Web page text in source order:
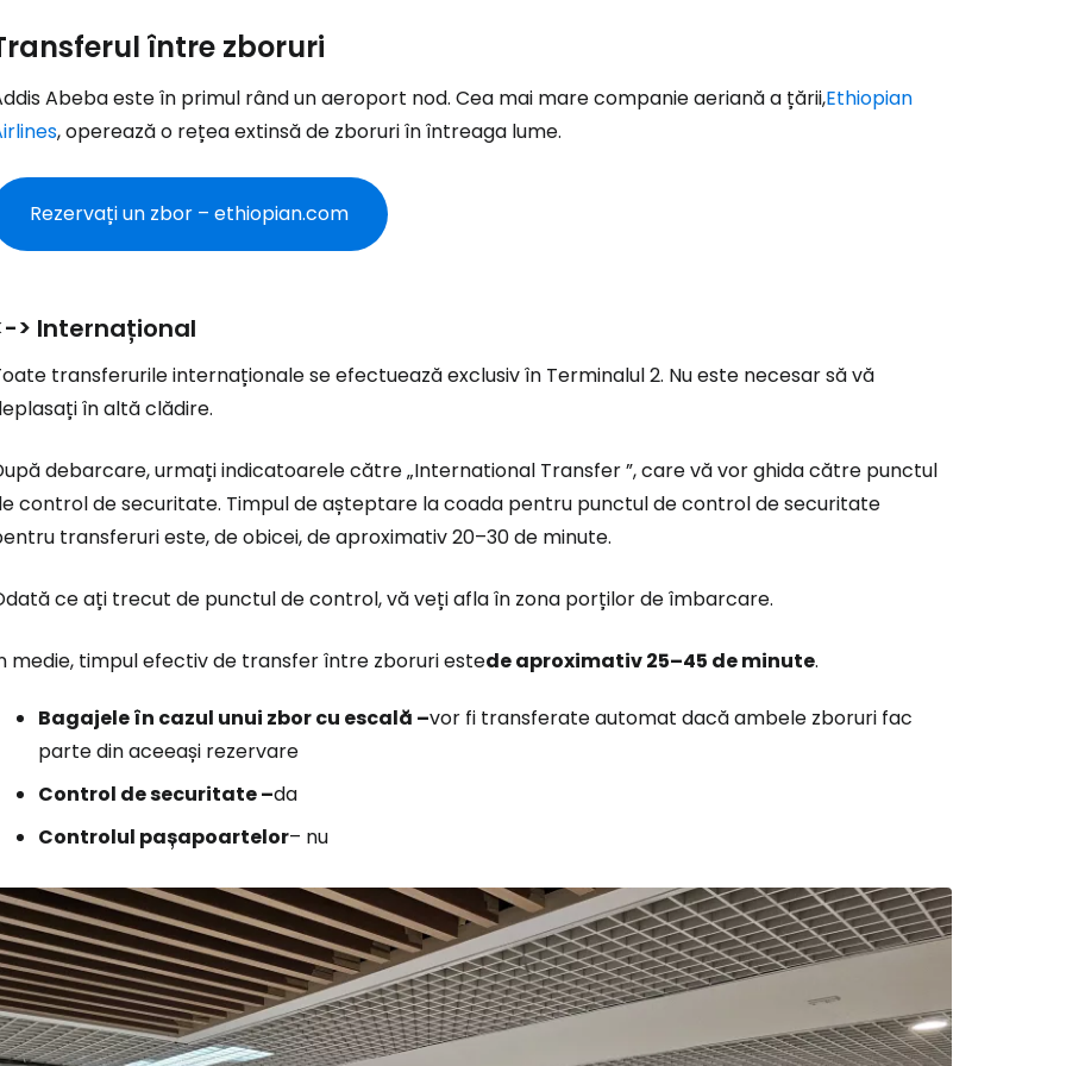
între zboruri
Abeba este în primul rând un aeroport nod. Cea mai mare companie aeriană a țării,Ethiopian
, operează o rețea extinsă de zboruri în întreaga lume.
Rezervați un zbor – ethiopian.com
> Internațional
transferurile internaționale se efectuează exclusiv în Terminalul 2. Nu este necesar să vă
în altă clădire.
debarcare, urmați indicatoarele către „International Transfer”, care vă vor ghida către punctul
control de securitate. Timpul de așteptare la coada pentru punctul de control de securitate
transferuri este, de obicei, de aproximativ 20–30 de minute.
ce ați trecut de punctul de control, vă veți afla în zona porților de îmbarcare.
medie, timpul efectiv de transfer între zboruri estede aproximativ 25–45 de minute.
Bagajele în cazul unui zbor cu escală –vor fi transferate automat dacă ambele zboruri fac
parte din aceeași rezervare
Control de securitate –da
Controlul pașapoartelor– nu
Conectați-vă la Cestee
... comunitatea mondială a călătorilor
Continuați cu Facebook
Continuați cu e-mailul